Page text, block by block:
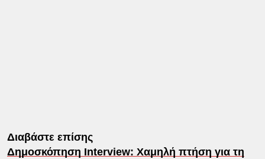
Διαβάστε επίσης
Δημοσκόπηση Interview: Χαμηλή πτήση για τη